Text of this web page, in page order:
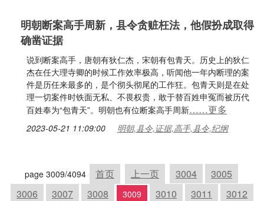
明朝断案高手周新，县令贪赃枉法，他假扮成取得
确凿证据
说到断案高手，唐朝有狄仁杰，宋朝有包青天。历史上的狄仁
杰在任大理寺卿的时候工作效率极高，听闻他一年内断理的案
件是历任来最多的，是个彻头彻尾的工作狂。包青天则是在处
理一切案件时铁面无私、不畏权贵，敢于替百姓申冤而被历代
百姓奉为“包青天”。明朝也有位断案高手周新……更多
2023-05-21 11:09:00 明朝,县令,证据,高手,县令,纪纲
page 3009/4094 首页 上一页 3004
3005
3006
3007 3008 3009 3010 3011
3012